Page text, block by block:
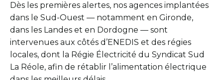
Dès les premières alertes, nos agences implantées
dans le Sud-Ouest — notamment en Gironde,
dans les Landes et en Dordogne — sont
intervenues aux côtés d’ENEDIS et des régies
locales, dont la Régie Électricité du Syndicat Sud
La Réole, afin de rétablir l’alimentation électrique